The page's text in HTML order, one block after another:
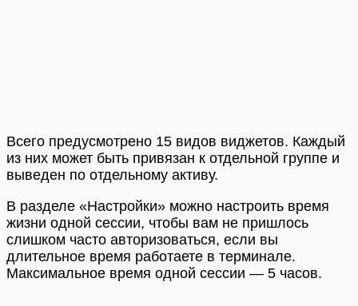
Всего предусмотрено 15 видов виджетов. Каждый
из них может быть привязан к отдельной группе и
выведен по отдельному активу.
В разделе «Настройки» можно настроить время
жизни одной сессии, чтобы вам не пришлось
слишком часто авторизоваться, если вы
длительное время работаете в терминале.
Максимальное время одной сессии — 5 часов.